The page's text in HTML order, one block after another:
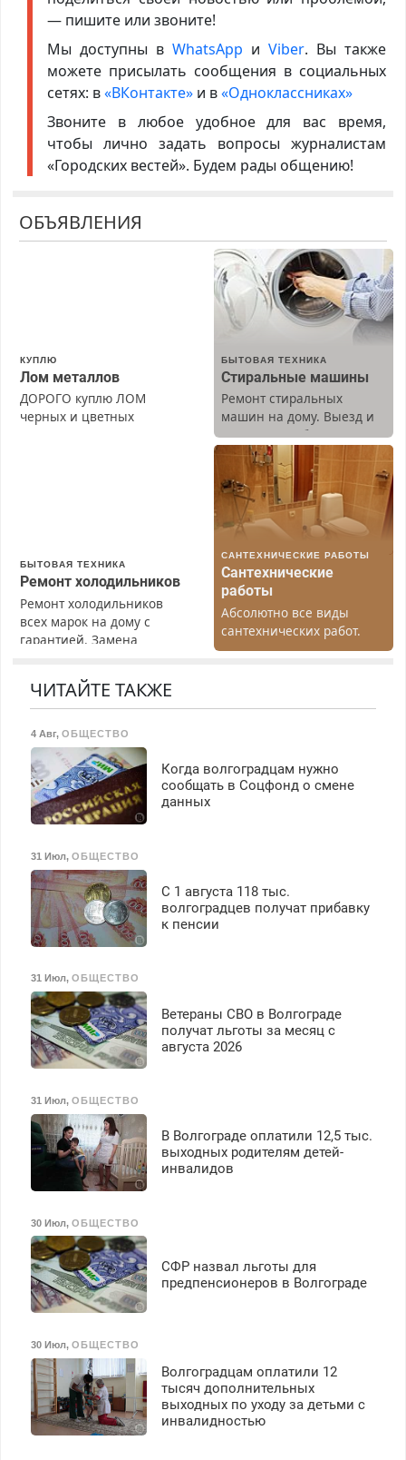
— пишите или звоните!
Мы доступны в WhatsApp иViber. Вы также
можете присылать сообщения в социальных
сетях: в«ВКонтакте»и в«Одноклассниках»
Звоните в любое удобное для вас время,
чтобы лично задать вопросы журналистам
«Городских вестей». Будем рады общению!
ОБЪЯВЛЕНИЯ
КУПЛЮ
Лом металлов
ДОРОГО куплю ЛОМ
черных и цветных
БЫТОВАЯ ТЕХНИКА
Стиральные машины
Ремонт стиральных
машин на дому. Выезд и
диагностика бесплатно.
Предусмотрены скидки.
БЫТОВАЯ ТЕХНИКА
Ремонт холодильников
Ремонт холодильников
всех марок на дому с
гарантией. Замена
Недорого. Без выходных.
Все районы. Скидка.
Вызов бесплатный.
САНТЕХНИЧЕСКИЕ РАБОТЫ
Сантехнические
работы
Абсолютно все виды
сантехнических работ.
Быстро. Качественно.
ЧИТАЙТЕ ТАКЖЕ
4 Авг, ОБЩЕСТВО
Когда волгоградцам нужно
сообщать в Соцфонд о смене
данных
31 Июл, ОБЩЕСТВО
С 1 августа 118 тыс.
волгоградцев получат прибавку
к пенсии
31 Июл, ОБЩЕСТВО
Ветераны СВО в Волгограде
получат льготы за месяц с
августа 2026
31 Июл, ОБЩЕСТВО
В Волгограде оплатили 12,5 тыс.
выходных родителям детей-
инвалидов
30 Июл, ОБЩЕСТВО
СФР назвал льготы для
предпенсионеров в Волгограде
30 Июл, ОБЩЕСТВО
Волгоградцам оплатили 12
тысяч дополнительных
выходных по уходу за детьми с
инвалидностью